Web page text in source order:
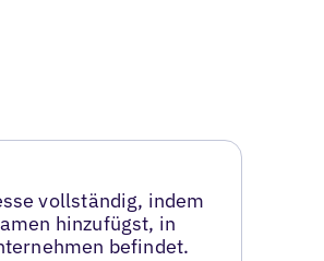
vollständig, indem
hinzufügst, in
befindet.